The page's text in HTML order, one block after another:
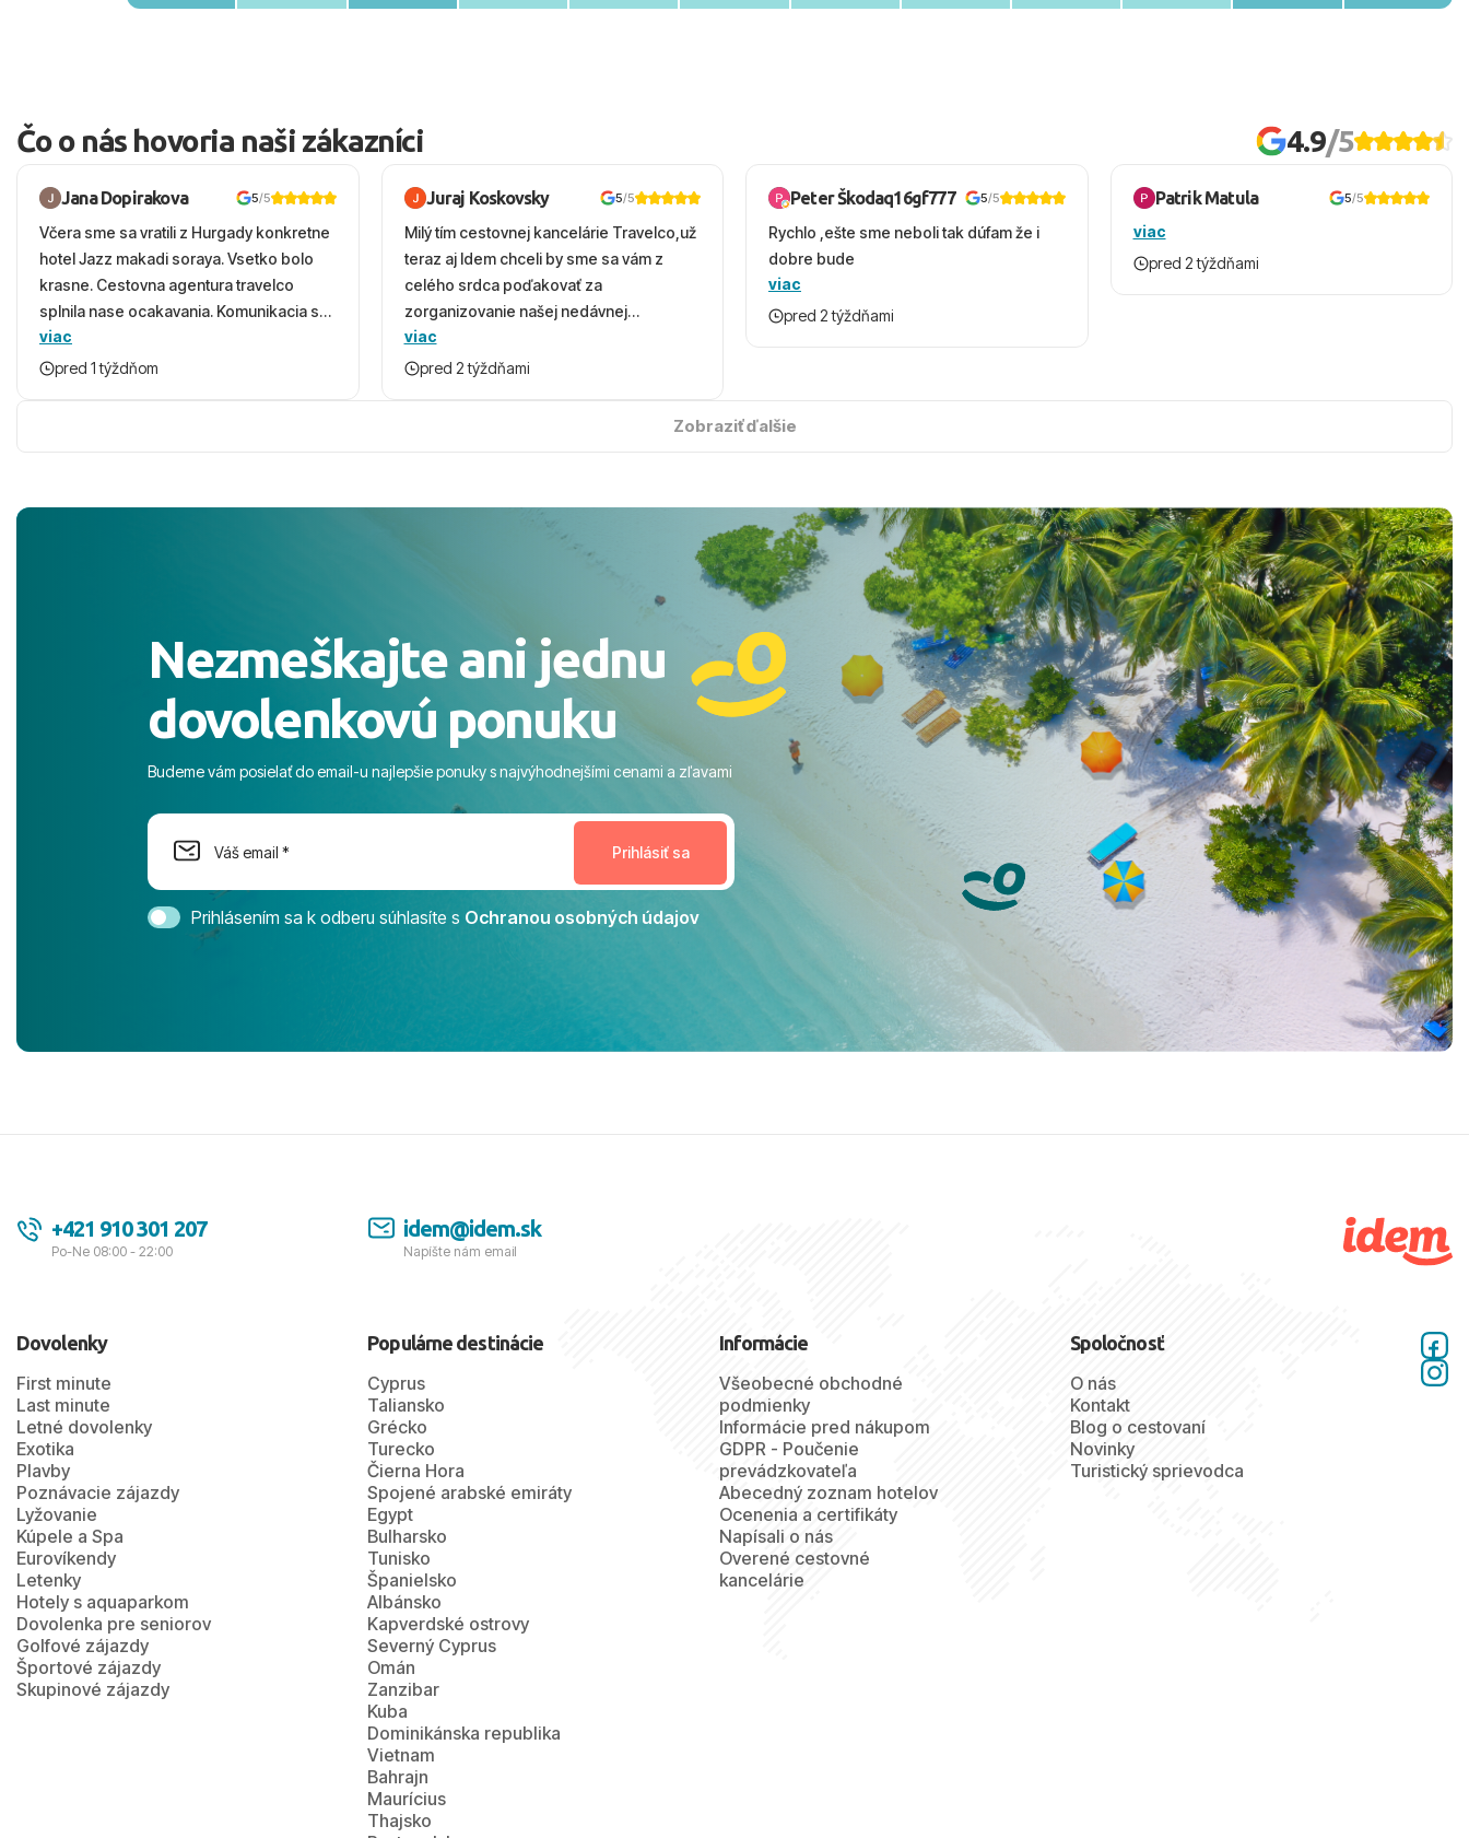
Čo o nás hovoria naši zákazníci 4.9/5
Jana Dopirakova 5/5
Včera sme sa vratili z Hurgady konkretne
hotel Jazz makadi soraya. Vsetko bolo
krasne. Cestovna agentura travelco
splnila nase ocakavania. Komunikacia s
panom Michalinom uzasna a napomocna.
Vsetko vysvetlil aj vo vecernych hodinach
viac
pred 1 týždňom
Juraj Koskovsky 5/5
Milý tím cestovnej kancelárie Travelco,už
teraz aj Idem chceli by sme sa vám z
celého srdca poďakovať za
zorganizovanie našej nedávnej
dovolenky v Turecku. Vďaka vám sme
prežili nádherný čas, na ktorý budeme
čierneho! ​Čo nás dostalo najviac: ​Skvelé
ochotní a starostliví ľudia. ​Gastro zážitok:
celého dňa. ​Areál a pláž: Nádherné, čisté
prostredie, veľa zelene a udržiavaná pláž
s pozvoľným vstupom do mora a teple
more. ​Program: Skvelé animácie a
na moment nenudil, no zároveň bol
dostatok priestoru na dokonalý relax. ​
Magic Life Jacaranda môžeme s čistým
svedomím odporučiť každému, kto hľadá
bezstarostnú dovolenku na vysokej
úrovni. Všetko bolo zabezpečené na
tešíme, kam s nami vyrazíte nabudúce!
Ďakujeme za skvelé spomienky. ​S
pozdravom a prianím mnohých ďalších
viac
pred 2 týždňami
Peter Škodaq16gf777 5/5
Rychlo ,ešte sme neboli tak dúfam že i
dobre bude
viac
pred 2 týždňami
Patrik Matula 5/5
viac
pred 2 týždňami
Zobraziť ďalšie
Nezmeškajte ani jednu
dovolenkovú ponuku
Budeme vám posielať do email-u najlepšie ponuky s najvýhodnejšími cenami a zľavami
Prihlásením sa k odberu súhlasíte s Ochranou osobných údajov
+421 910 301 207
Po-Ne 08:00 - 22:00
idem@idem.sk
Napíšte nám email
Dovolenky
First minute
Last minute
Letné dovolenky
Exotika
Plavby
Poznávacie zájazdy
Lyžovanie
Kúpele a Spa
Eurovíkendy
Letenky
Hotely s aquaparkom
Dovolenka pre seniorov
Golfové zájazdy
Športové zájazdy
Skupinové zájazdy
Populárne destinácie
Cyprus
Taliansko
Grécko
Turecko
Čierna Hora
Spojené arabské emiráty
Egypt
Bulharsko
Tunisko
Španielsko
Albánsko
Kapverdské ostrovy
Severný Cyprus
Omán
Zanzibar
Kuba
Dominikánska republika
Vietnam
Bahrajn
Maurícius
Thajsko
Informácie
Všeobecné obchodné
podmienky
Informácie pred nákupom
GDPR - Poučenie
prevádzkovateľa
Abecedný zoznam hotelov
Ocenenia a certifikáty
Napísali o nás
Overené cestovné
kancelárie
Spoločnosť
O nás
Kontakt
Blog o cestovaní
Novinky
Turistický sprievodca